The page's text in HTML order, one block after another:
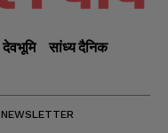
देवभूमि
सांध्य दैनिक
NEWSLETTER